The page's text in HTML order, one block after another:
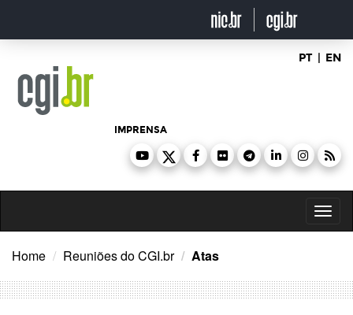
o
PT | EN
IMPRENSA
Home Reuniões do CGI.br Atas